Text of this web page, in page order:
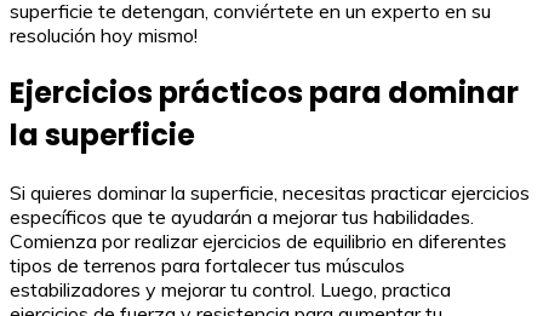
superficie te detengan, conviértete en un experto en su
resolución hoy mismo!
Ejercicios prácticos para dominar
la superficie
Si quieres dominar la superficie, necesitas practicar ejercicios
específicos que te ayudarán a mejorar tus habilidades.
Comienza por realizar ejercicios de equilibrio en diferentes
tipos de terrenos para fortalecer tus músculos
estabilizadores y mejorar tu control. Luego, practica